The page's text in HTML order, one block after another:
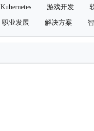
Kubernetes 游戏开发
职业发展 解决方案